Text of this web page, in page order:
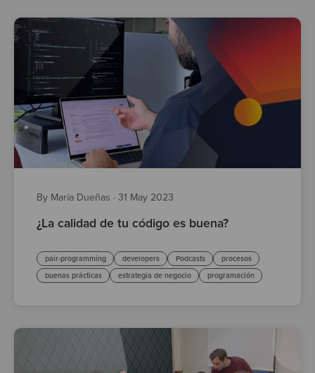
By María Dueñas · 31 May 2023
¿La calidad de tu código es buena?
pair-programming developers Podcasts
procesos
buenas prácticas
estrategia de negocio programación